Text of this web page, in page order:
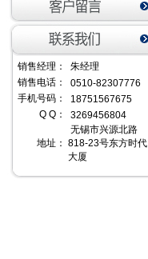
销售经理：
朱经理
销售电话：
0510-82307776
手机号码：
18751567675‬
Q Q：
3269456804‬
地址：
无锡市兴源北路
818-23号东方时代
大厦